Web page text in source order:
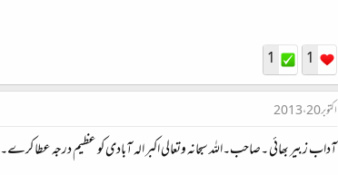
1
1
اکتوبر 20، 2013
آداب زبیر بھائی ۔صاحب۔اللہ سبحانہ وتعالی اکبر الہ آبادی کو عظیم درجہ عطا کرے۔